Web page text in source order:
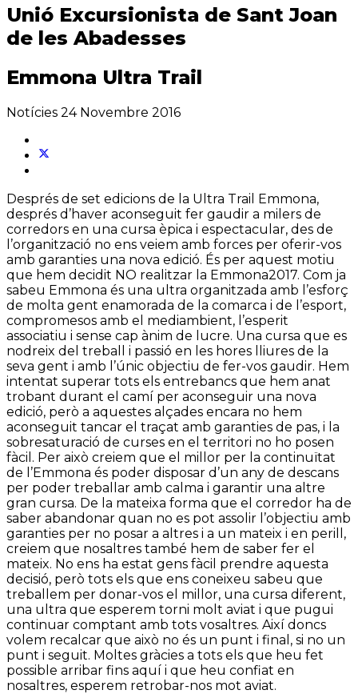
Unió Excursionista de Sant Joan
de les Abadesses
Emmona Ultra Trail
Notícies 24 Novembre 2016
Després de set edicions de la Ultra Trail Emmona,
després d’haver aconseguit fer gaudir a milers de
corredors en una cursa èpica i espectacular, des de
l’organització no ens veiem amb forces per oferir-vos
amb garanties una nova edició. És per aquest motiu
que hem decidit NO realitzar la Emmona2017. Com ja
sabeu Emmona és una ultra organitzada amb l’esforç
de molta gent enamorada de la comarca i de l’esport,
compromesos amb el mediambient, l’esperit
associatiu i sense cap ànim de lucre. Una cursa que es
nodreix del treball i passió en les hores lliures de la
seva gent i amb l’únic objectiu de fer-vos gaudir. Hem
intentat superar tots els entrebancs que hem anat
trobant durant el camí per aconseguir una nova
edició, però a aquestes alçades encara no hem
aconseguit tancar el traçat amb garanties de pas, i la
sobresaturació de curses en el territori no ho posen
fàcil. Per això creiem que el millor per la continuïtat
de l’Emmona és poder disposar d’un any de descans
per poder treballar amb calma i garantir una altre
gran cursa. De la mateixa forma que el corredor ha de
saber abandonar quan no es pot assolir l’objectiu amb
garanties per no posar a altres i a un mateix i en perill,
creiem que nosaltres també hem de saber fer el
mateix. No ens ha estat gens fàcil prendre aquesta
decisió, però tots els que ens coneixeu sabeu que
treballem per donar-vos el millor, una cursa diferent,
una ultra que esperem torni molt aviat i que pugui
continuar comptant amb tots vosaltres. Així doncs
volem recalcar que això no és un punt i final, si no un
punt i seguit. Moltes gràcies a tots els que heu fet
possible arribar fins aquí i que heu confiat en
nosaltres, esperem retrobar-nos mot aviat.